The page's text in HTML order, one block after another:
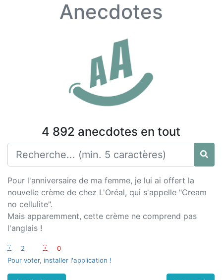
Anecdotes
4 892 anecdotes en tout
Pour l'anniversaire de ma femme, je lui ai offert la
nouvelle crème de chez L'Oréal, qui s'appelle "Cream
no cellulite".
Mais apparemment, cette crème ne comprend pas
l'anglais !
:-) 2 :-(
0
Pour voter, installer l'application !